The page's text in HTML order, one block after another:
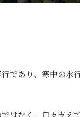
であり、 寒中の水